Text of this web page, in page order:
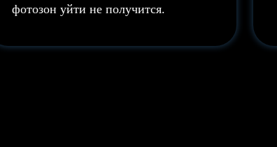
фотозон уйти не получится.